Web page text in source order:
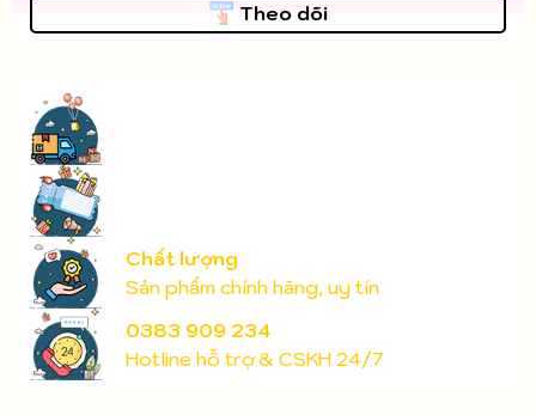
Theo dõi
Chất lượng
Sản phẩm chính hãng, uy tín
0383 909 234
Hotline hỗ trợ & CSKH 24/7